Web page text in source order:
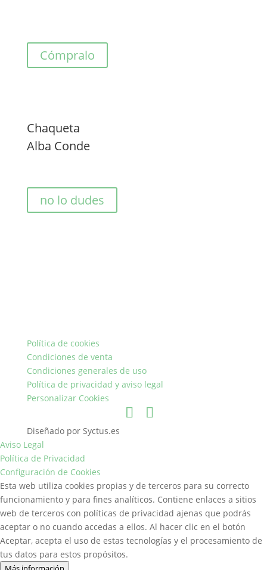
Cómpralo
Chaqueta
Alba Conde
no lo dudes
Política de cookies
Condiciones de venta
Condiciones generales de uso
Política de privacidad y aviso legal
Personalizar Cookies
Diseñado por Syctus.es
Aviso Legal
Política de Privacidad
Configuración de Cookies
Esta web utiliza cookies propias y de terceros para su correcto
funcionamiento y para fines analíticos. Contiene enlaces a sitios
web de terceros con políticas de privacidad ajenas que podrás
aceptar o no cuando accedas a ellos. Al hacer clic en el botón
Aceptar, acepta el uso de estas tecnologías y el procesamiento de
tus datos para estos propósitos.